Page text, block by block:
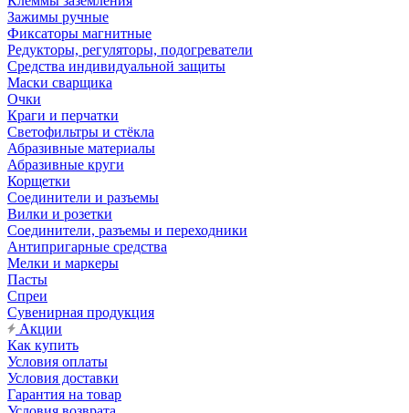
Зажимы ручные
Фиксаторы магнитные
Редукторы, регуляторы, подогреватели
Средства индивидуальной защиты
Маски сварщика
Очки
Краги и перчатки
Светофильтры и стёкла
Абразивные материалы
Абразивные круги
Корщетки
Соединители и разъемы
Вилки и розетки
Соединители, разъемы и переходники
Антипригарные средства
Мелки и маркеры
Пасты
Спреи
Сувенирная продукция
Акции
Как купить
Условия оплаты
Условия доставки
Гарантия на товар